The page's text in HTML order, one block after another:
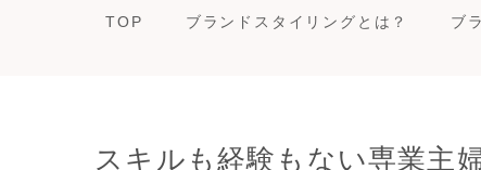
TOP ブランドスタイリングとは？ ブ
スキルも経験もない専業主